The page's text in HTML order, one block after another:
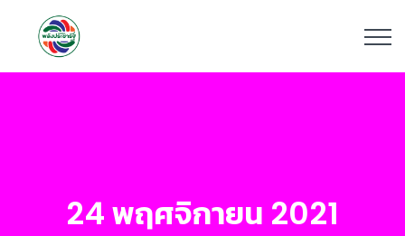
24 พฤศจิกายน 2021